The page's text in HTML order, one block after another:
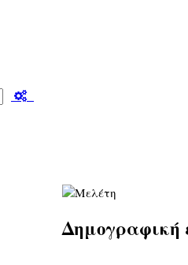
Δημογραφική